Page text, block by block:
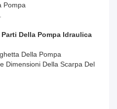
Pompa
Della Pompa Idraulica
Della Pompa
Dimensioni Della Scarpa Del